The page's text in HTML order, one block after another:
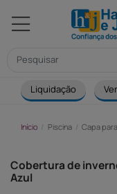
Liquidação
Início Piscina Capa
Cobertura de
Azul